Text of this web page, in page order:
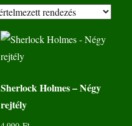
Sherlock Holmes – Négy
rejtély